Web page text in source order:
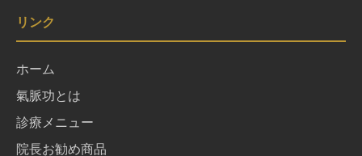
リンク
ホーム
氣脈功とは
診療メニュー
院長お勧め商品